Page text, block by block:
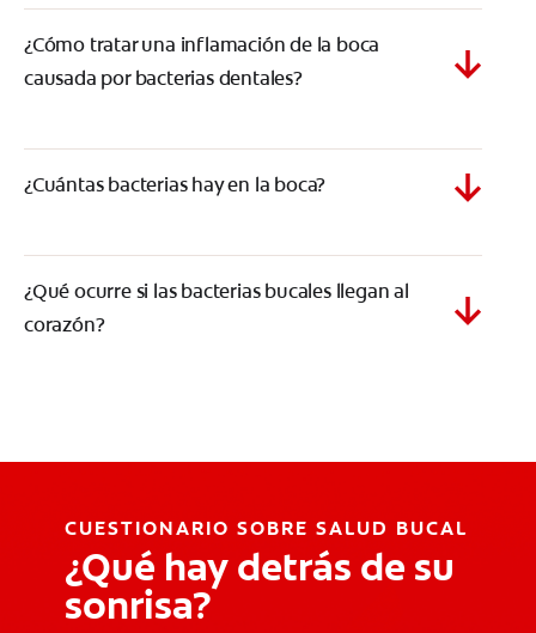
¿Cómo tratar una inflamación de la boca
causada por bacterias dentales?
¿Cuántas bacterias hay en la boca?
¿Qué ocurre si las bacterias bucales llegan al
corazón?
CUESTIONARIO SOBRE SALUD BUCAL
¿Qué hay detrás de su
sonrisa?